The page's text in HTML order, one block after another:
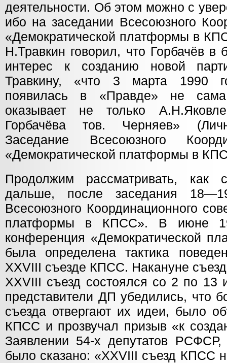
деятельности. Об этом можно с
ибо на заседании Всесоюзного
«Демократической платформы в
Н.Травкин говорил, что Горбачёв
интерес к созданию новой
Травкину, «что 3 марта 1990
появилась в «Правде» не
оказывает не только
Горбачёва тов. Черняев»
Заседание Всесоюзного
«Демократической платформы в
Продолжим рассматривать, как
дальше, после заседания
Всесоюзного Координационного
платформы в КПСС». В июне
конференция «Демократической
была определена тактика
XXVIII съезде КПСС. Накануне
XXVIII съезд состоялся со 2 по 13
представители ДП убедились, что
съезда отвергают их идеи, было
КПСС и прозвучал призыв «к
Заявлении 54-х депутатов
было сказано: «XXVIII съезд КПСС